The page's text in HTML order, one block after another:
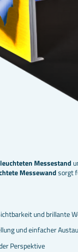
Messestand
Messewandsorgt
und brillante
und einfacher
Perspektive